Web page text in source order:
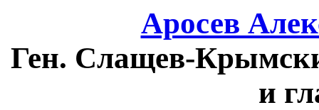
Аросев
Ген. Слащев-
и